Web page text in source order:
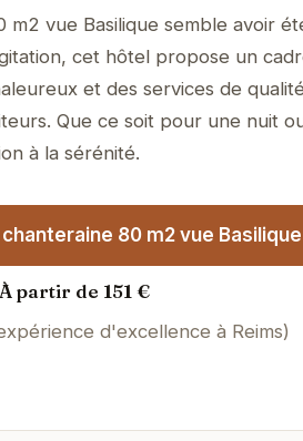
m2 vue Basilique semble avoir
cet hôtel propose un
et des services de
Que ce soit pour une nuit
à la sérénité.
80 m2 vue
À partir de 151 €
d'excellence à Reims)